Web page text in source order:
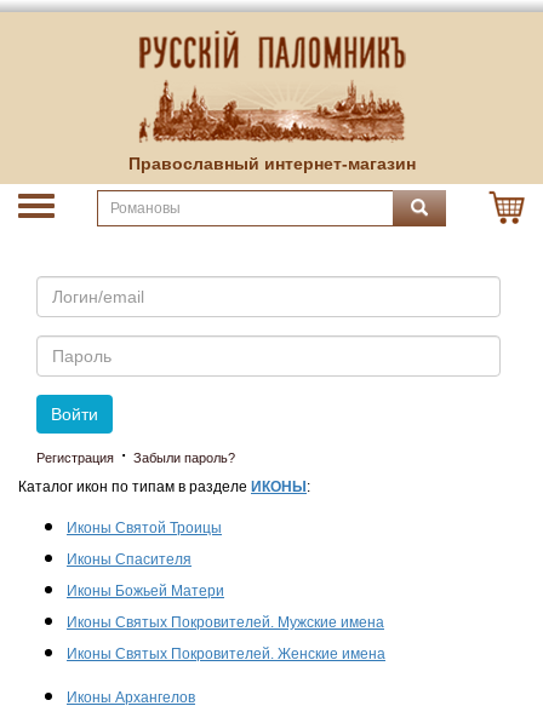
Православный интернет-магазин
Email
Пароль
Войти
Регистрация · Забыли пароль?
Каталог икон по типам в разделе ИКОНЫ :
Иконы Святой Троицы
Иконы Спасителя
Иконы Божьей Матери
Иконы Святых Покровителей. Мужские имена
Иконы Святых Покровителей. Женские имена
Иконы Архангелов